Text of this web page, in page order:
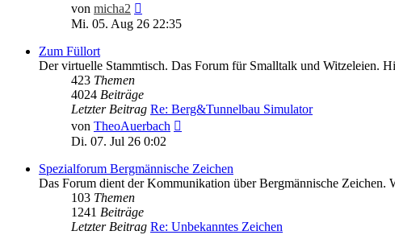
von micha2
Beitrag
Mi. 05. Aug 26 22:35
Zum Füllort
Der virtuelle Stammtisch. Das Forum für Smalltalk und Witzeleien.
423 Themen
4024 Beiträge
Letzter Beitrag Re: Berg&Tunnelbau Simulator
von TheoAuerbach
Di. 07. Jul 26 0:02
Spezialforum Bergmännische Zeichen
Das Forum dient der Kommunikation über Bergmännische Zeichen.
103 Themen
1241 Beiträge
Letzter Beitrag Re: Unbekanntes Zeichen